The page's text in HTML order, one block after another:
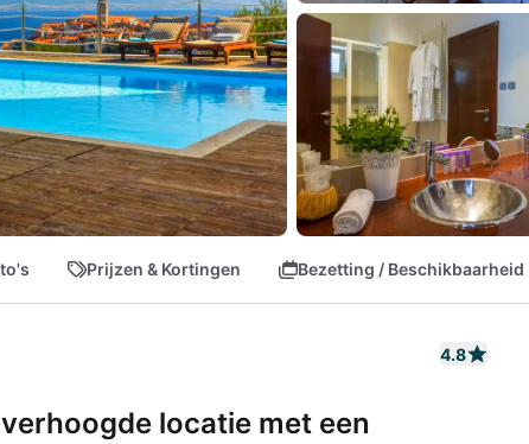
Prijzen & Kortingen Bezetting / Beschikbaarheid
4.8
locatie met een